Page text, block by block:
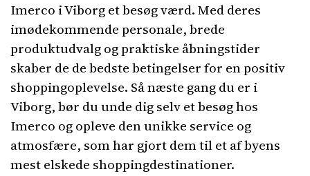
Imerco i Viborg et besøg værd. Med deres
imødekommende personale, brede
produktudvalg og praktiske åbningstider
skaber de de bedste betingelser for en positiv
shoppingoplevelse. Så næste gang du er i
Viborg, bør du unde dig selv et besøg hos
Imerco og opleve den unikke service og
atmosfære, som har gjort dem til et af byens
mest elskede shoppingdestinationer.